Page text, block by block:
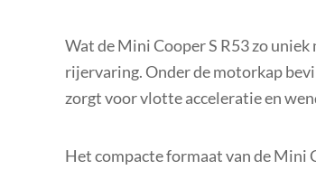
Wat de Mini Cooper S R53 zo
rijervaring. Onder de motorkap
zorgt voor vlotte acceleratie en
Het compacte formaat van de Mini